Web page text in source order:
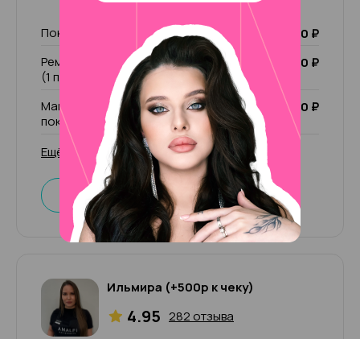
Покрытие Лечебный лак
1 000 ₽
Ремонт ногтя (1 пальчик)/ чужой ремонт
(1 пальчик)
200 ₽
Маникюр комбинированный без
покрытия
2 000 ₽
Ещё 31 услуга
Записаться
Ильмира (+500р к чеку)
4.95 282 отзыва